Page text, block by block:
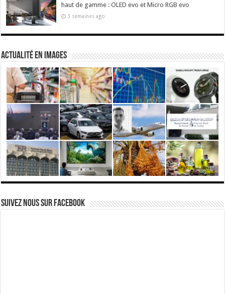
haut de gamme : OLED evo et Micro RGB evo
3 semaines ago
actualité en images
Suivez nous Sur Facebook